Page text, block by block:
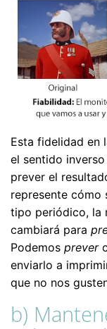
Esta fidelidad en
el sentido
prever el
represente cómo
tipo periódico, la
cambiará para
Podemos prever
enviarlo a
que no nos
b)